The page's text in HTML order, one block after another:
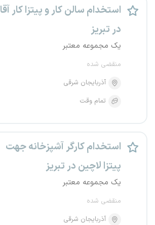
استخدام سالن کار و پیتزا کار آقا
در تبریز
یک مجموعه معتبر
منقضی شده
آذربایجان شرقی
تمام وقت
استخدام کارگر آشپزخانه جهت
پیتزا لاچین در تبریز
یک مجموعه معتبر
منقضی شده
آذربایجان شرقی